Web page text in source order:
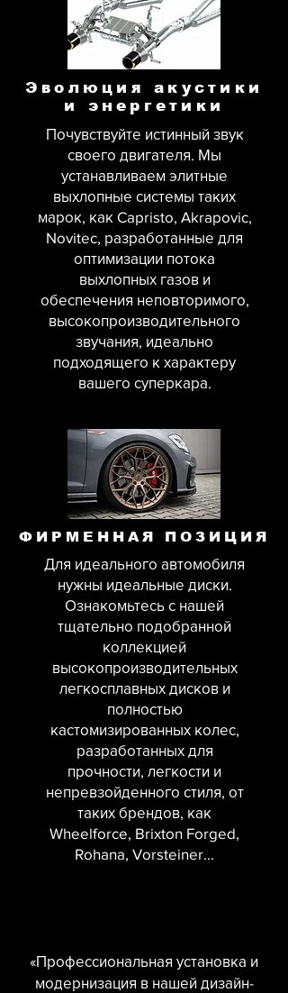
Эволюция акустики
и энергетики
Почувствуйте истинный звук
своего двигателя. Мы
устанавливаем элитные
выхлопные системы таких
марок, как Capristo, Akrapovic,
Novitec, разработанные для
оптимизации потока
выхлопных газов и
обеспечения неповторимого,
высокопроизводительного
звучания, идеально
подходящего к характеру
вашего суперкара.
ФИРМЕННАЯ ПОЗИЦИЯ
Для идеального автомобиля
нужны идеальные диски.
Ознакомьтесь с нашей
тщательно подобранной
коллекцией
высокопроизводительных
легкосплавных дисков и
полностью
кастомизированных колес,
разработанных для
прочности, легкости и
непревзойденного стиля, от
таких брендов, как
Wheelforce, Brixton Forged,
Rohana, Vorsteiner...
«Профессиональная установка и
модернизация в нашей дизайн-